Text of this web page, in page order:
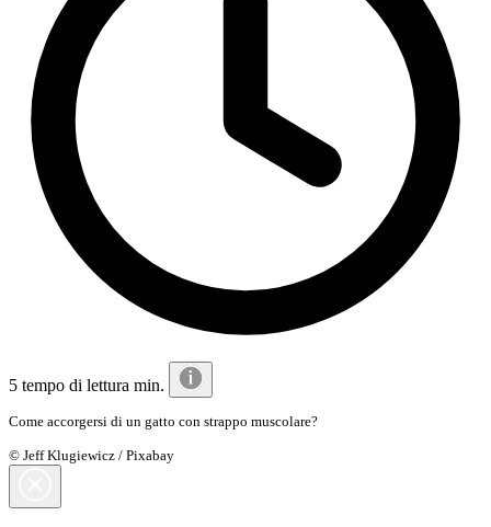
5 tempo di lettura min.
Come accorgersi di un gatto con strappo muscolare?
© Jeff Klugiewicz / Pixabay